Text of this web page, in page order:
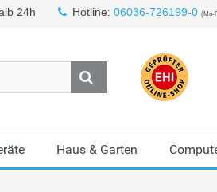
24h Hotline: 06036-726199-0 (Mo-
Haus & Garten